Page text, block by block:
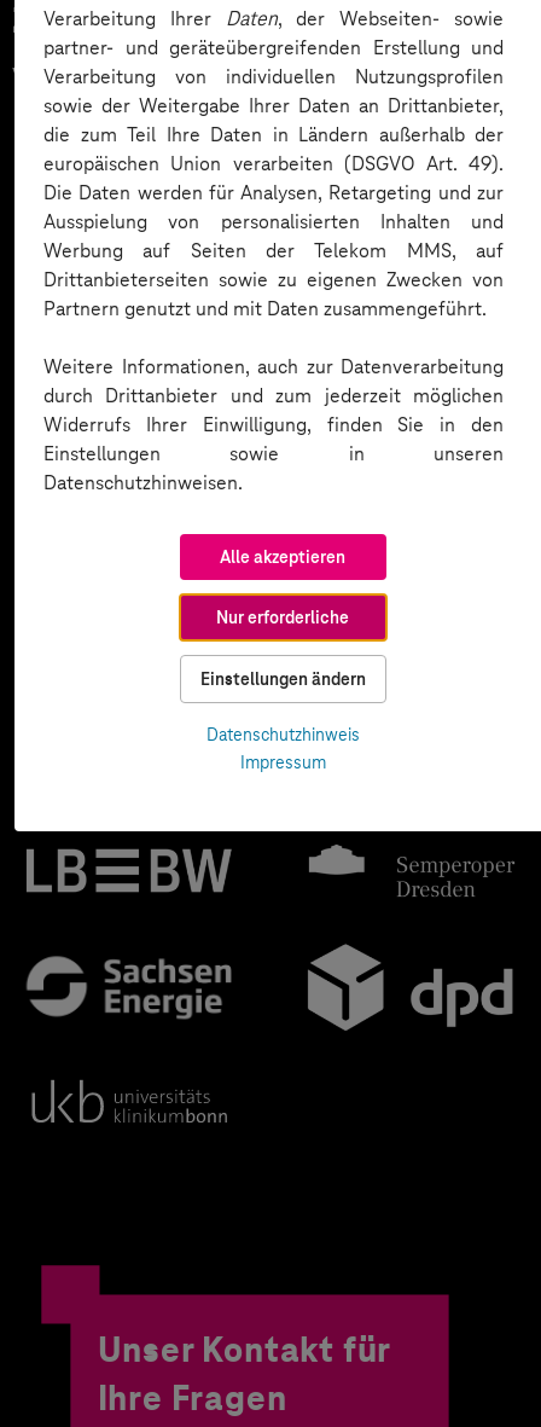
Verarbeitung Ihrer Daten, der Webseiten- sowie
partner- und geräteübergreifenden Erstellung und
Verarbeitung von individuellen Nutzungsprofilen
sowie der Weitergabe Ihrer Daten an Drittanbieter,
die zum Teil Ihre Daten in Ländern außerhalb der
europäischen Union verarbeiten (DSGVO Art. 49).
Die Daten werden für Analysen, Retargeting und zur
Ausspielung von personalisierten Inhalten und
Werbung auf Seiten der Telekom MMS, auf
Drittanbieterseiten sowie zu eigenen Zwecken von
Partnern genutzt und mit Daten zusammengeführt.
Weitere Informationen, auch zur Datenverarbeitung
durch Drittanbieter und zum jederzeit möglichen
Widerrufs Ihrer Einwilligung, finden Sie in den
Einstellungen sowie in unseren
Datenschutzhinweisen.
Alle akzeptieren
Nur erforderliche
Einstellungen ändern
Datenschutzhinweis
Impressum
Zahlreiche Unternehmen
vertrauen auf unsere
Expertise. Hier eine Auswahl:
Unser Kontakt für
Ihre Fragen